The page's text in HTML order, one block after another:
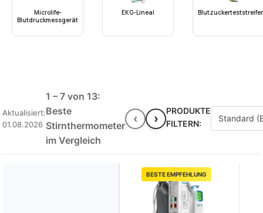
Microlife-
Blutdruckmessgerät
EKG-Lineal
Aktualisiert:
01.08.2026
1 – 7 von 13:
Beste
Stirnthermometer
im Vergleich
‹ ›
PRODUKTE
FILTERN:
BESTE EMPFEHLUNG